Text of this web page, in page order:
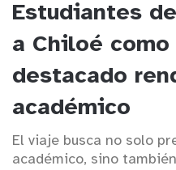
Estudiantes
a Chiloé
destacado
académico
El viaje busca no solo
académico, sino